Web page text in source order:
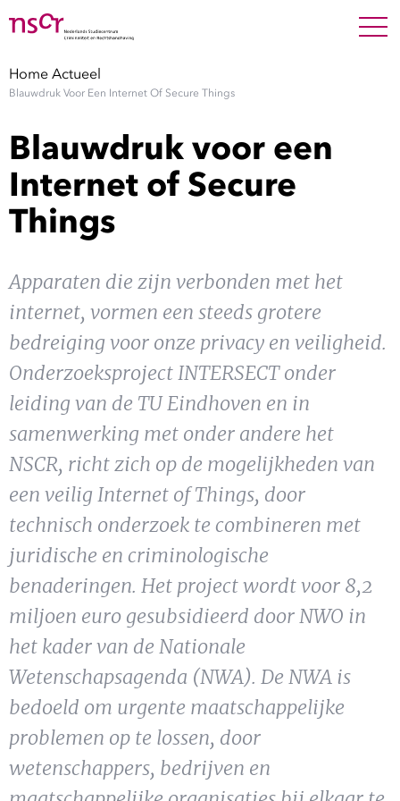
Medewerkers
Factsheets
Over NSCR
Contact
Uitgelicht
Cursus Show
BLOG
Podcast
Home Actueel
Blauwdruk Voor Een Internet Of Secure Things
Blauwdruk voor een
Internet of Secure
Things
Apparaten die zijn verbonden met het
internet, vormen een steeds grotere
bedreiging voor onze privacy en veiligheid.
Onderzoeksproject INTERSECT onder
leiding van de TU Eindhoven en in
samenwerking met onder andere het
NSCR, richt zich op de mogelijkheden van
een veilig Internet of Things, door
technisch onderzoek te combineren met
juridische en criminologische
benaderingen. Het project wordt voor 8,2
miljoen euro gesubsidieerd door NWO in
het kader van de Nationale
Wetenschapsagenda (NWA). De NWA is
bedoeld om urgente maatschappelijke
problemen op te lossen, door
wetenschappers, bedrijven en